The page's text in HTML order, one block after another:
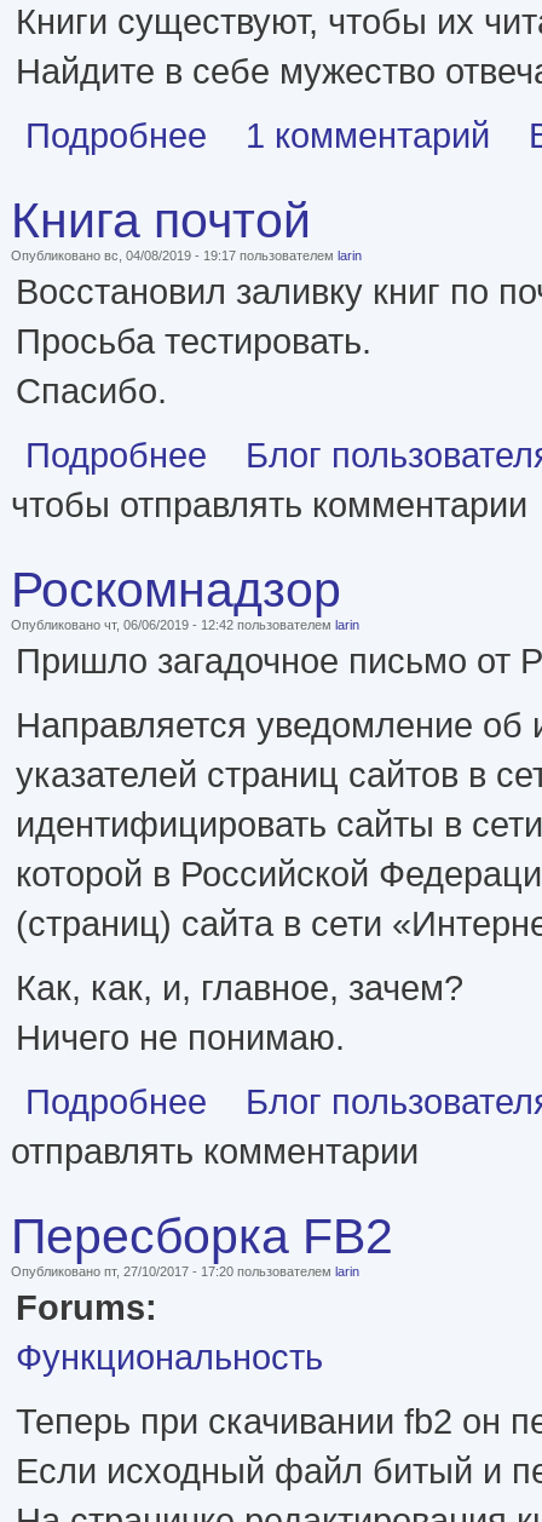
Книги существуют, чтобы их
Найдите в себе мужество
Подробнее о Цензура. Военная
1 комментарий
Книга почтой
Опубликовано вс, 04/08/2019 - 19:17 пользователем larin
Восстановил заливку книг по
Просьба тестировать.
Спасибо.
Подробнее о Книга почтой
Блог
чтобы отправлять комментарии
Роскомнадзор
Опубликовано чт, 06/06/2019 - 12:42 пользователем larin
Пришло загадочное письмо от
Направляется уведомление
указателей страниц сайтов в
идентифицировать сайты в
которой в Российской
(страниц) сайта в сети
Как, как, и, главное, зачем?
Ничего не понимаю.
Подробнее о Роскомнадзор
Блог
отправлять комментарии
Пересборка FB2
Опубликовано пт, 27/10/2017 - 17:20 пользователем larin
Forums:
Функциональность
Теперь при скачивании fb2 он
Если исходный файл битый и